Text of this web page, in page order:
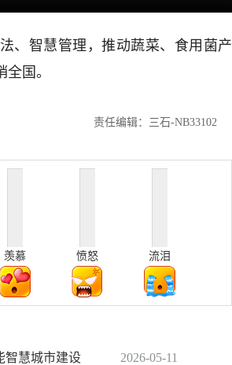
、智慧管理，推动蔬菜、食用菌产
国。
责任编辑：三石-NB33102
羡慕 愤怒 流泪
智慧城市建设
2026-05-11